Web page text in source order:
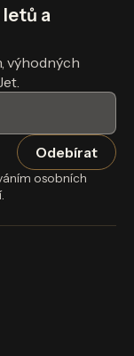
a
výhodných
osobních